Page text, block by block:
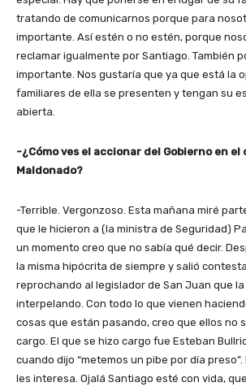
tratando de comunicarnos porque para
importante. Así estén o no estén, porque
reclamar igualmente por Santiago. También
importante. Nos gustaría que ya que está la
familiares de ella se presenten y tengan su
abierta.
-¿Cómo ves el accionar del Gobierno en el
Maldonado?
-Terrible. Vergonzoso. Esta mañana miré
que le hicieron a (la ministra de Seguridad)
un momento creo que no sabía qué decir.
la misma hipócrita de siempre y salió
reprochando al legislador de San Juan que
interpelando. Con todo lo que vienen
cosas que están pasando, creo que ellos no
cargo. El que se hizo cargo fue Esteban
cuando dijo “metemos un pibe por día preso”.
les interesa. Ojalá Santiago esté con vida,